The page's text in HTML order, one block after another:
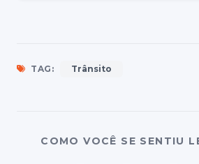
TAG: Trânsito
COMO VOCÊ SE SENTIU